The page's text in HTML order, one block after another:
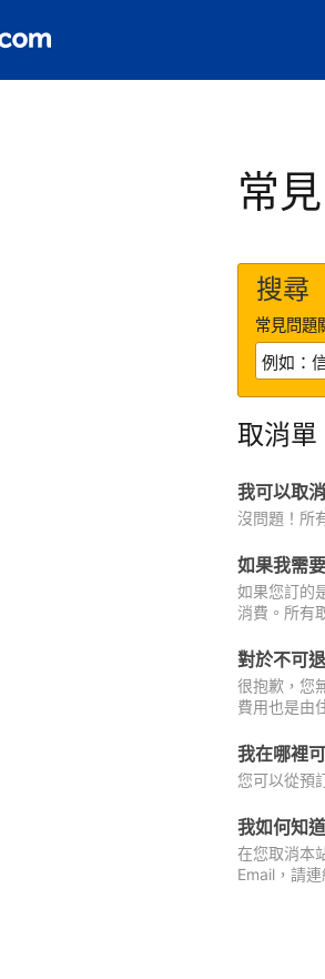
常
搜尋
常見問題
取消單
我可以取
沒問題！所
如果我需
如果您訂的
消費。所有
對於不可
很抱歉，您
費用也是由
我在哪裡
您可以從預
我如何知
在您取消本
Email，請